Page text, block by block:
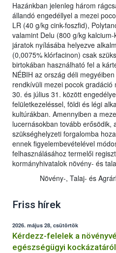
Hazánkban jelenleg három
állandó engedéllyel a mezei
LR (40 g/kg cink-foszfid),
valamint Delu (800 g/kg
járatok nyílásába helyezve
(0,0075% klórfacinon) csak
birtokában használható fel a
NÉBIH az ország déli
rendkívüli mezei pocok
30. és július 31. között
felületkezeléssel, földi és légi
kultúrákban. Amennyiben a
lucernásokban tovább erősödik,
szükséghelyzeti forgalomba
ennek figyelembevételével
felhasználásához termelői
kormányhivatalok növény- és
Növény-, Talaj- és
Friss hírek
2026. május 28, csütörtök
Kérdezz-felelek a
egészségügyi kockázatáról